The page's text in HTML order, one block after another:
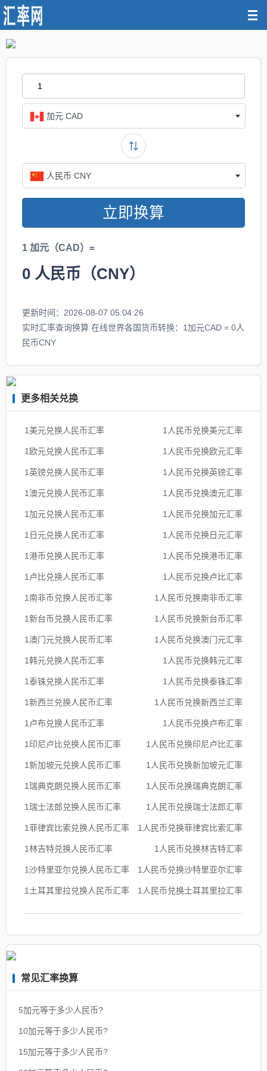
加元 CAD
人民币 CNY
立即换算
1 加元（CAD）=
0 人民币（CNY）
更新时间：2026-08-07 05:04:26
实时汇率查询换算 在线世界各国货币转换：1加元CAD = 0人
民币CNY
更多相关兑换
1美元兑换人民币汇率 1人民币兑换美元汇率
1欧元兑换人民币汇率 1人民币兑换欧元汇率
1英镑兑换人民币汇率 1人民币兑换英镑汇率
1澳元兑换人民币汇率 1人民币兑换澳元汇率
1加元兑换人民币汇率 1人民币兑换加元汇率
1日元兑换人民币汇率 1人民币兑换日元汇率
1港币兑换人民币汇率 1人民币兑换港币汇率
1卢比兑换人民币汇率 1人民币兑换卢比汇率
1南非币兑换人民币汇率 1人民币兑换南非币汇率
1新台币兑换人民币汇率 1人民币兑换新台币汇率
1澳门元兑换人民币汇率 1人民币兑换澳门元汇率
1韩元兑换人民币汇率 1人民币兑换韩元汇率
1泰铢兑换人民币汇率 1人民币兑换泰铢汇率
1新西兰兑换人民币汇率 1人民币兑换新西兰汇率
1卢布兑换人民币汇率 1人民币兑换卢布汇率
1印尼卢比兑换人民币汇率 1人民币兑换印尼卢比汇率
1新加坡元兑换人民币汇率 1人民币兑换新加坡元汇率
1瑞典克朗兑换人民币汇率 1人民币兑换瑞典克朗汇率
1瑞士法郎兑换人民币汇率 1人民币兑换瑞士法郎汇率
1菲律宾比索兑换人民币汇率 1人民币兑换菲律宾比索汇率
1林吉特兑换人民币汇率 1人民币兑换林吉特汇率
1沙特里亚尔兑换人民币汇率 1人民币兑换沙特里亚尔汇率
1土耳其里拉兑换人民币汇率 1人民币兑换土耳其里拉汇率
常见汇率换算
5加元等于多少人民币?
10加元等于多少人民币?
15加元等于多少人民币?